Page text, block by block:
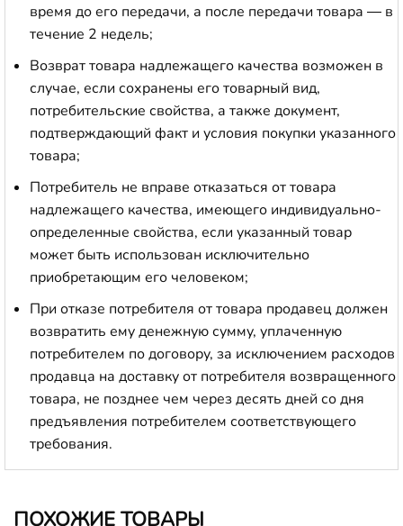
время до его передачи, а после передачи товара — в
течение 2 недель;
Возврат товара надлежащего качества возможен в
случае, если сохранены его товарный вид,
потребительские свойства, а также документ,
подтверждающий факт и условия покупки указанного
товара;
Потребитель не вправе отказаться от товара
надлежащего качества, имеющего индивидуально-
определенные свойства, если указанный товар
может быть использован исключительно
приобретающим его человеком;
При отказе потребителя от товара продавец должен
возвратить ему денежную сумму, уплаченную
потребителем по договору, за исключением расходов
продавца на доставку от потребителя возвращенного
товара, не позднее чем через десять дней со дня
предъявления потребителем соответствующего
требования.
ПОХОЖИЕ ТОВАРЫ